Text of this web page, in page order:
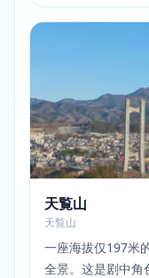
天覧山
天覧山
一座海拔仅197米
全景。这是剧中角